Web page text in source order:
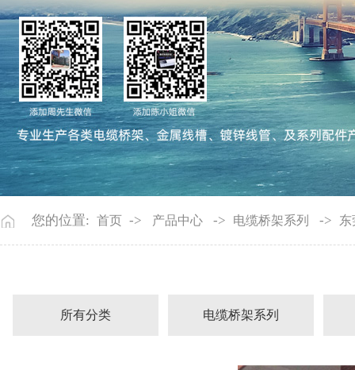
您的位置: 首页 -> 产品中心 -> 电缆桥架系列 -> 东
所有分类 电缆桥架系列